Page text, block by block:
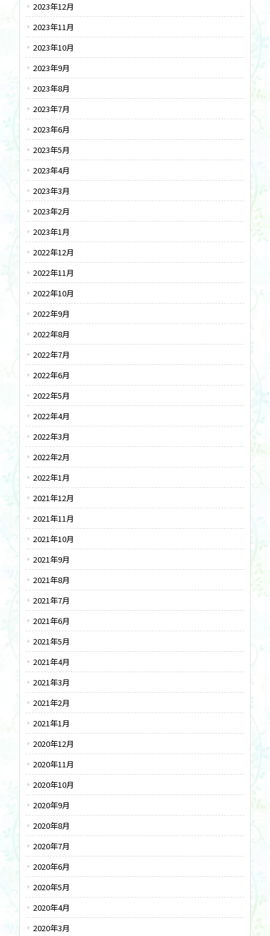
2023年12月
2023年11月
2023年10月
2023年9月
2023年8月
2023年7月
2023年6月
2023年5月
2023年4月
2023年3月
2023年2月
2023年1月
2022年12月
2022年11月
2022年10月
2022年9月
2022年8月
2022年7月
2022年6月
2022年5月
2022年4月
2022年3月
2022年2月
2022年1月
2021年12月
2021年11月
2021年10月
2021年9月
2021年8月
2021年7月
2021年6月
2021年5月
2021年4月
2021年3月
2021年2月
2021年1月
2020年12月
2020年11月
2020年10月
2020年9月
2020年8月
2020年7月
2020年6月
2020年5月
2020年4月
2020年3月